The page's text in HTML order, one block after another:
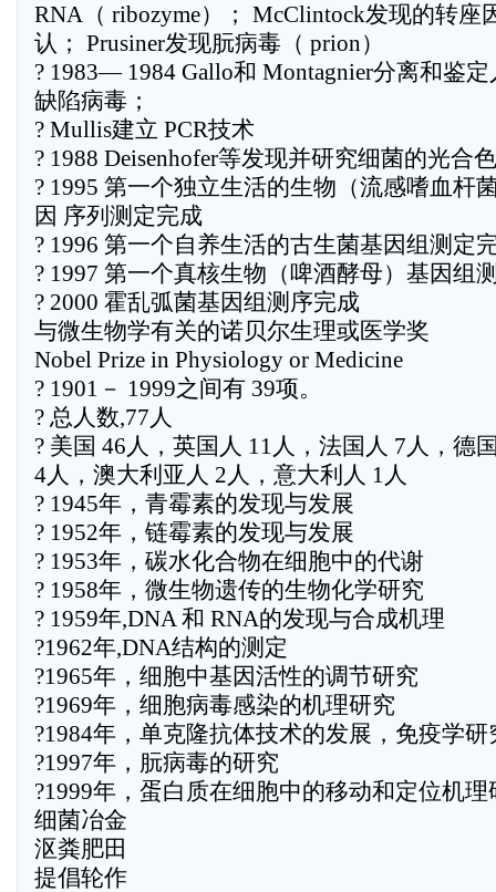
RNA（ ribozyme）； McClintock发现的转座
认； Prusiner发现朊病毒（ prion）
? 1983— 1984 Gallo和 Montagnier分离和鉴
缺陷病毒；
? Mullis建立 PCR技术
? 1988 Deisenhofer等发现并研究细菌的光合
? 1995 第一个独立生活的生物（流感嗜血杆
因 序列测定完成
? 1996 第一个自养生活的古生菌基因组测定
? 1997 第一个真核生物（啤酒酵母）基因组
? 2000 霍乱弧菌基因组测序完成
与微生物学有关的诺贝尔生理或医学奖
Nobel Prize in Physiology or Medicine
? 1901－ 1999之间有 39项。
? 总人数,77人
? 美国 46人，英国人 11人，法国人 7人，德
4人，澳大利亚人 2人，意大利人 1人
? 1945年，青霉素的发现与发展
? 1952年，链霉素的发现与发展
? 1953年，碳水化合物在细胞中的代谢
? 1958年，微生物遗传的生物化学研究
? 1959年,DNA 和 RNA的发现与合成机理
?1962年,DNA结构的测定
?1965年，细胞中基因活性的调节研究
?1969年，细胞病毒感染的机理研究
?1984年，单克隆抗体技术的发展，免疫学研
?1997年，朊病毒的研究
?1999年，蛋白质在细胞中的移动和定位机理
细菌冶金
沤粪肥田
提倡轮作